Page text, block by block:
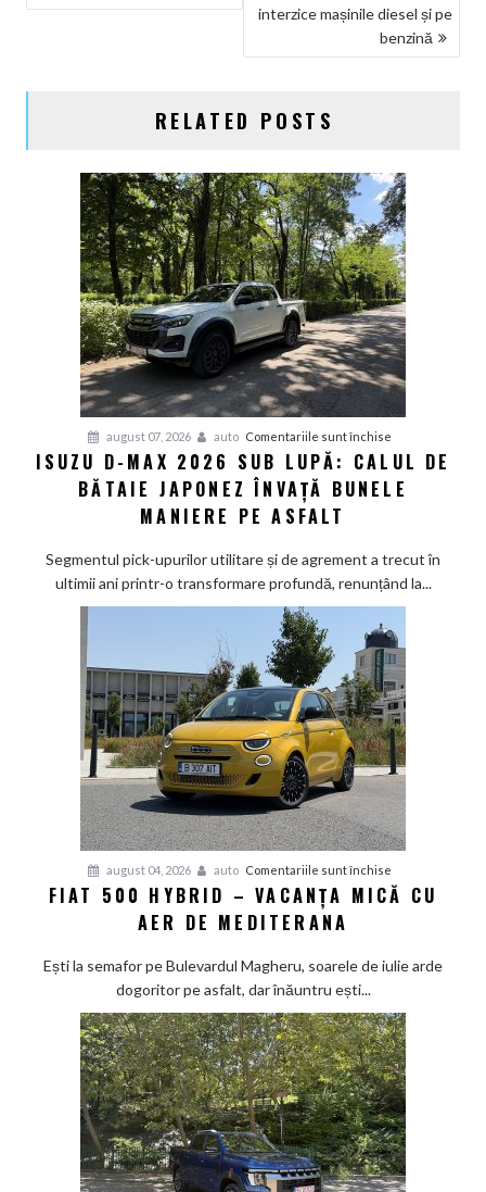
interzice mașinile diesel și pe
benzină
RELATED POSTS
august 07, 2026 auto Comentariile sunt închise
Isuzu
D-
sub
lupă:
de
bătaie
japonez
învață
bunele
maniere
pe
ISUZU D-MAX 2026 SUB LUPĂ: CALUL DE
BĂTAIE JAPONEZ ÎNVAȚĂ BUNELE
MANIERE PE ASFALT
Segmentul pick-upurilor utilitare și de agrement a trecut în
ultimii ani printr-o transformare profundă, renunțând la...
august 04, 2026 auto Comentariile sunt închise
Fiat
–
mică
cu
aer
de
Mediterana
FIAT 500 HYBRID – VACANȚA MICĂ CU
AER DE MEDITERANA
Ești la semafor pe Bulevardul Magheru, soarele de iulie arde
dogoritor pe asfalt, dar înăuntru ești...